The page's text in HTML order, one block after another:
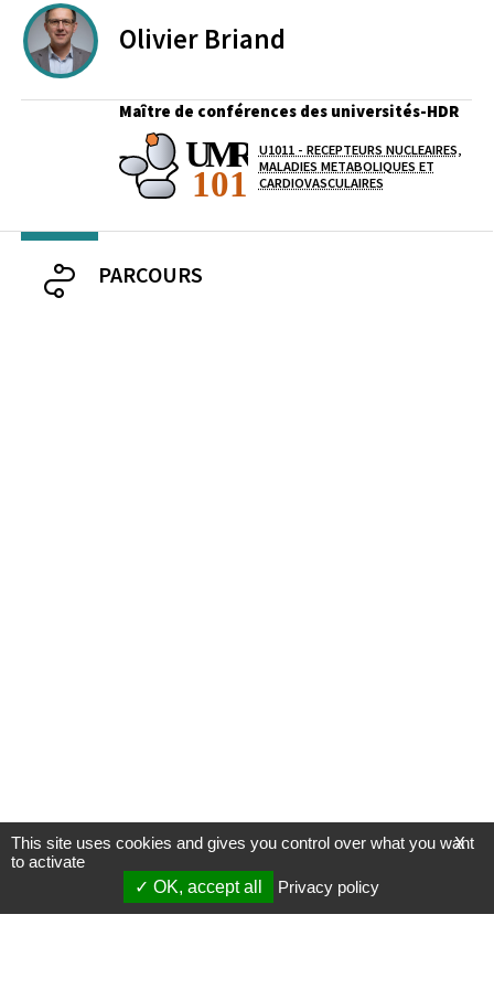
Olivier Briand
Maître de conférences des universités-HDR
Laboratoire / équipe
U1011 - RECEPTEURS NUCLEAIRES,
MALADIES METABOLIQUES ET
CARDIOVASCULAIRES
PARCOURS
X
This site uses cookies and gives you control over what you want
to activate
OK, accept all
Privacy policy